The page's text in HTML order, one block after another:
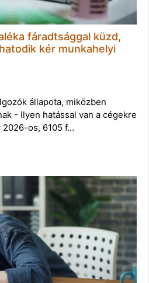
fáradtsággal küzd,
kér munkahelyi
állapota, miközben
- Ilyen hatással van a cégekre
2026-os, 6105 f…